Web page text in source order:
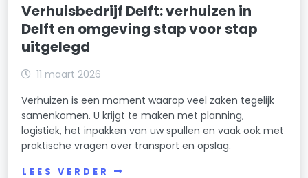
Verhuisbedrijf Delft: verhuizen in
Delft en omgeving stap voor stap
uitgelegd
11 maart 2026
Verhuizen is een moment waarop veel zaken tegelijk
samenkomen. U krijgt te maken met planning,
logistiek, het inpakken van uw spullen en vaak ook met
praktische vragen over transport en opslag.
LEES VERDER